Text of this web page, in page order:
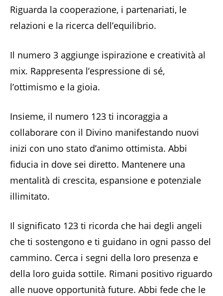
Riguarda la cooperazione, i partenariati, le
relazioni e la ricerca dell’equilibrio.
Il numero 3 aggiunge ispirazione e creatività al
mix. Rappresenta l’espressione di sé,
l’ottimismo e la gioia.
Insieme, il numero 123 ti incoraggia a
collaborare con il Divino manifestando nuovi
inizi con uno stato d’animo ottimista. Abbi
fiducia in dove sei diretto. Mantenere una
mentalità di crescita, espansione e potenziale
illimitato.
Il significato 123 ti ricorda che hai degli angeli
che ti sostengono e ti guidano in ogni passo del
cammino. Cerca i segni della loro presenza e
della loro guida sottile. Rimani positivo riguardo
alle nuove opportunità future. Abbi fede che le